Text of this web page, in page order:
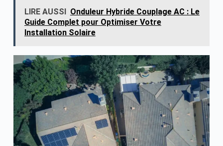
LIRE AUSSI
Onduleur Hybride Couplage AC : Le
Guide Complet pour Optimiser Votre
Installation Solaire